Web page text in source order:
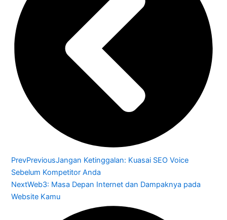
PrevPreviousJangan Ketinggalan: Kuasai SEO Voice
Sebelum Kompetitor Anda
NextWeb3: Masa Depan Internet dan Dampaknya pada
Website Kamu